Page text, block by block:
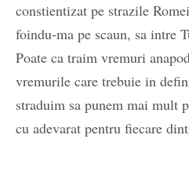
constientizat pe strazile
foindu-ma pe scaun, sa intre
Poate ca traim vremuri
vremurile care trebuie in
straduim sa punem mai mult
cu adevarat pentru fiecare